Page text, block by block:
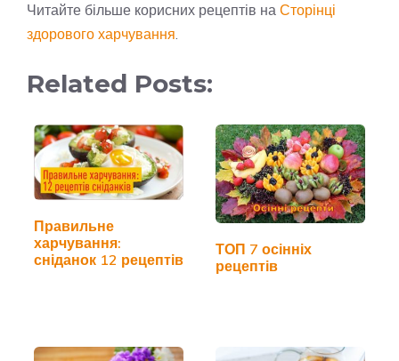
Читайте більше корисних рецептів на Сторінці
здорового харчування.
Related Posts:
Правильне
харчування:
сніданок 12 рецептів
ТОП 7 осінніх
рецептів